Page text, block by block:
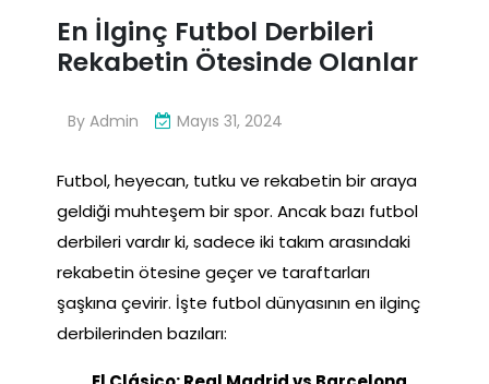
En İlginç Futbol Derbileri
Rekabetin Ötesinde Olanlar
By Admin Mayıs 31, 2024
Futbol, heyecan, tutku ve rekabetin bir araya
geldiği muhteşem bir spor. Ancak bazı futbol
derbileri vardır ki, sadece iki takım arasındaki
rekabetin ötesine geçer ve taraftarları
şaşkına çevirir. İşte futbol dünyasının en ilginç
derbilerinden bazıları: